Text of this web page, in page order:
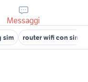
Messaggi
sim router wifi con sim